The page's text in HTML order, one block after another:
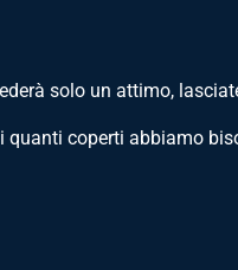
solo un attimo,
quanti coperti abbiamo